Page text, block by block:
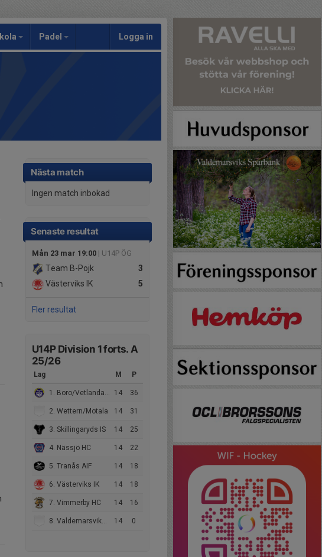
Padel Logga in
Nästa match
Ingen match inbokad
Senaste resultat
Mån 23 mar 19:00 | U14P ÖG
3
Team B-Pojk
5
Västerviks IK
Fler resultat
U14P Division 1 forts. A
25/26
Lag M P
1. Boro/Vetlanda HC 14 36
2. Wettern/Motala 14 31
3. Skillingaryds IS 14 25
4. Nässjö HC 14 22
5. Tranås AIF 14 18
6. Västerviks IK 14 18
7. Vimmerby HC 14 16
8. Valdemarsviks IF/IK Guts 14 0